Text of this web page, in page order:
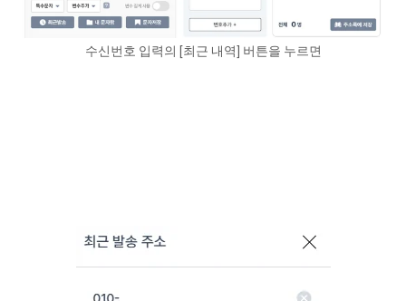
수신번호 입력의 [최근 내역] 버튼을 누르면